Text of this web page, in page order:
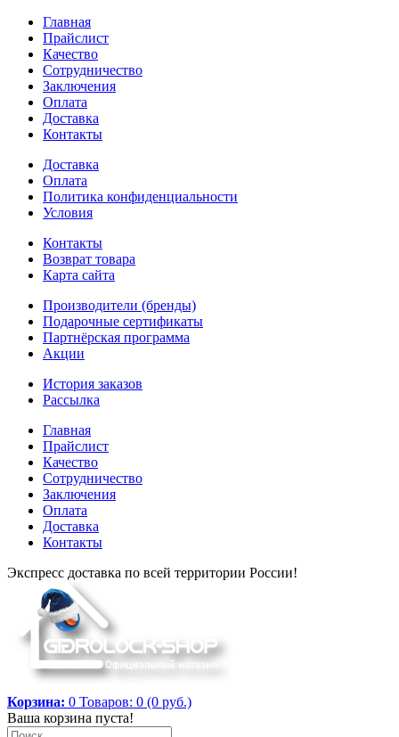
Главная
Прайслист
Качество
Сотрудничество
Заключения
Оплата
Доставка
Контакты
Доставка
Оплата
Политика конфиденциальности
Условия
Контакты
Возврат товара
Карта сайта
Производители (бренды)
Подарочные сертификаты
Партнёрская программа
Акции
История заказов
Рассылка
Главная
Прайслист
Качество
Сотрудничество
Заключения
Оплата
Доставка
Контакты
Экспресс доставка по всей территории России!
Корзина: 0 Товаров: 0 (0 руб.)
Ваша корзина пуста!